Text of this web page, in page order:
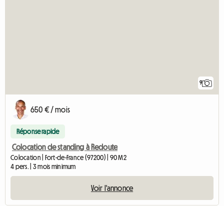
9
650 € / mois
Réponse rapide
Colocation de standing à Redoute
Colocation | Fort-de-France (97200) | 90 M2
4 pers. | 3 mois minimum
Voir l'annonce